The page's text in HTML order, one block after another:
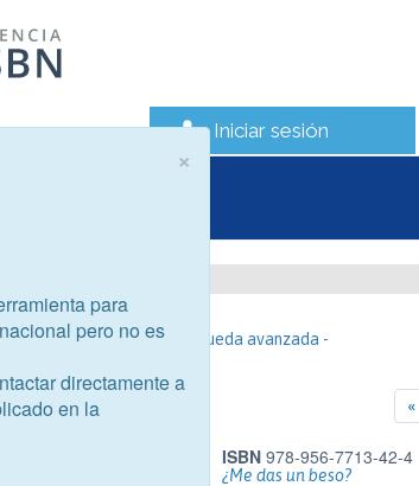
Iniciar sesión
- Búsqueda avanzada -
«
ISBN 978-956-7713-42-4
¿Me das un beso?
×
para
pero no es
directamente a
en la